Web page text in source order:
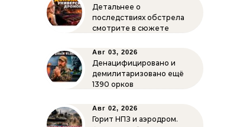
Детальнее о
последствиях обстрела
смотрите в сюжете
Авг 03, 2026
Денацифицировано и
демилитаризовано ещё
1390 орков
Авг 02, 2026
Горит НПЗ и аэродром.